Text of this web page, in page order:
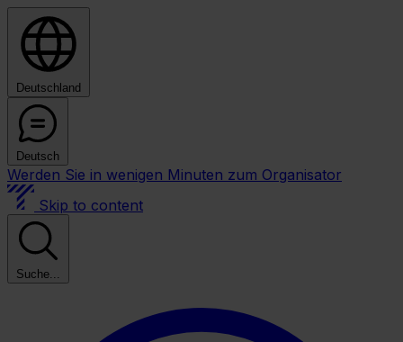
Deutschland
Deutsch
Werden Sie in wenigen Minuten zum Organisator
Skip to content
Suche...